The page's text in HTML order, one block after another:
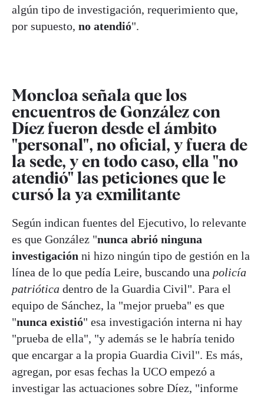
algún tipo de investigación, requerimiento que,
por supuesto, no atendió".
Moncloa señala que los
encuentros de González con
Díez fueron desde el ámbito
"personal", no oficial, y fuera de
la sede, y en todo caso, ella "no
atendió" las peticiones que le
cursó la ya exmilitante
Según indican fuentes del Ejecutivo, lo relevante
es que González "nunca abrió ninguna
investigación ni hizo ningún tipo de gestión en la
línea de lo que pedía Leire, buscando una policía
patriótica dentro de la Guardia Civil". Para el
equipo de Sánchez, la "mejor prueba" es que
"nunca existió" esa investigación interna ni hay
"prueba de ella", "y además se le habría tenido
que encargar a la propia Guardia Civil". Es más,
agregan, por esas fechas la UCO empezó a
investigar las actuaciones sobre Díez, "informe